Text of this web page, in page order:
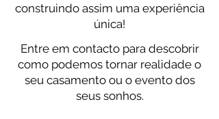
construindo assim uma experiência
única!
Entre em contacto para descobrir
como podemos tornar realidade o
seu casamento ou o evento dos
seus sonhos.